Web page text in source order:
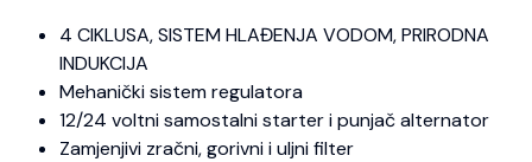
4 CIKLUSA, SISTEM HLAĐENJA VODOM, PRIRODNA
INDUKCIJA
Mehanički sistem regulatora
12/24 voltni samostalni starter i punjač alternator
Zamjenjivi zračni, gorivni i uljni filter